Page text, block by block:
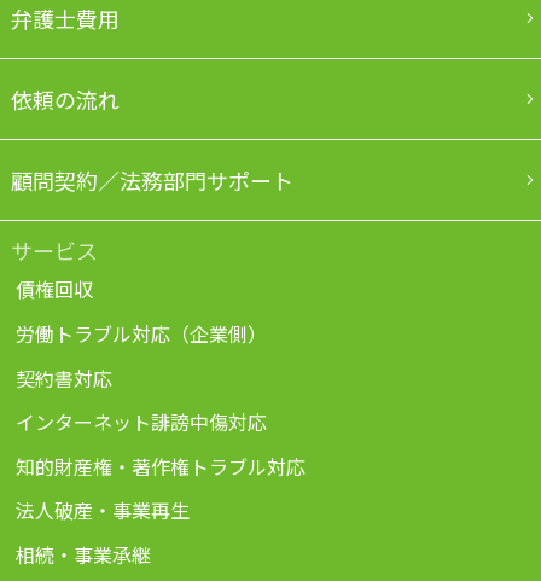
弁護士費用
依頼の流れ
顧問契約／法務部門サポート
サービス
債権回収
労働トラブル対応（企業側）
契約書対応
インターネット誹謗中傷対応
知的財産権・著作権トラブル対応
法人破産・事業再生
相続・事業承継